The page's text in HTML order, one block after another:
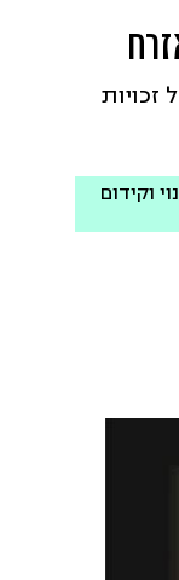
זכויות
וקידום
הגדול,
בכל
ועד
האדם
הפרטיות